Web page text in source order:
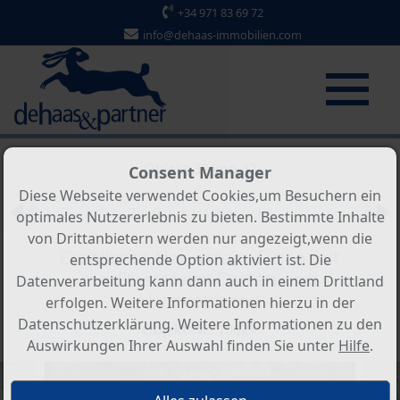
+34 971 83 69 72
info@dehaas-immobilien.com
Objekt 32 von 42
Zurück zur Übersicht
Exzellente Naturstein-Finca mit
mediterranem Garten und
Vermietlizenz
Objekt-Nr.: 10021
Consent Manager
Diese Webseite verwendet Cookies,um Besuchern ein
optimales Nutzererlebnis zu bieten. Bestimmte Inhalte
von Drittanbietern werden nur angezeigt,wenn die
entsprechende Option aktiviert ist. Die
Datenverarbeitung kann dann auch in einem Drittland
erfolgen. Weitere Informationen hierzu in der
Datenschutzerklärung. Weitere Informationen zu den
Auswirkungen Ihrer Auswahl finden Sie unter Hilfe.